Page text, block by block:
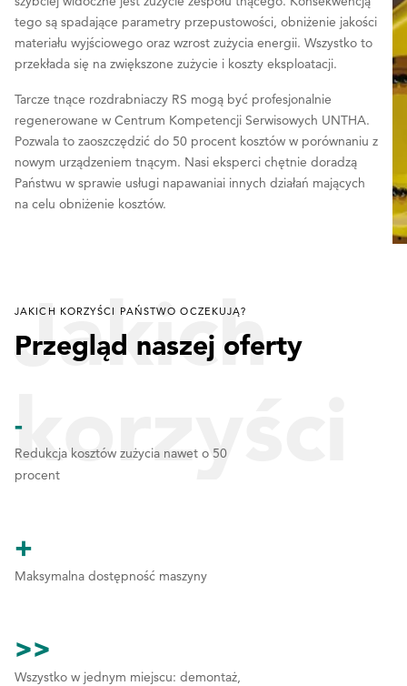
tego są spadające parametry przepustowości, obniżenie jakości
materiału wyjściowego oraz wzrost zużycia energii. Wszystko to
przekłada się na zwiększone zużycie i koszty eksploatacji.
Tarcze tnące rozdrabniaczy RS mogą być profesjonalnie
regenerowane w Centrum Kompetencji Serwisowych UNTHA.
Pozwala to zaoszczędzić do 50 procent kosztów w porównaniu z
nowym urządzeniem tnącym. Nasi eksperci chętnie doradzą
Państwu w sprawie usługi napawaniai innych działań mających
na celu obniżenie kosztów.
Jakich
korzyści
Państwo
JAKICH KORZYŚCI PAŃSTWO OCZEKUJĄ?
Przegląd naszej oferty
-
Redukcja kosztów zużycia nawet o 50
procent
+
Maksymalna dostępność maszyny
>>
Wszystko w jednym miejscu: demontaż,